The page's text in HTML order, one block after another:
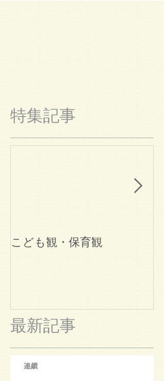
特集記事
こども観・保育観
最新記事
連鎖